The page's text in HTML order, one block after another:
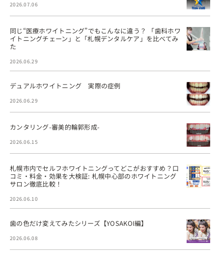
2026.07.06
同じ“医療ホワイトニング”でもこんなに違う？ 「歯科ホワ
イトニングチェーン」と「札幌デンタルケア」を比べてみ
た
2026.06.29
デュアルホワイトニング 実際の症例
2026.06.29
カンタリング-審美的輪郭形成-
2026.06.15
札幌市内でセルフホワイトニングってどこがおすすめ？口
コミ・料金・効果を大検証: 札幌中心部のホワイトニング
サロン徹底比較！
2026.06.10
歯の色だけ変えてみたシリーズ【YOSAKOI編】
2026.06.08